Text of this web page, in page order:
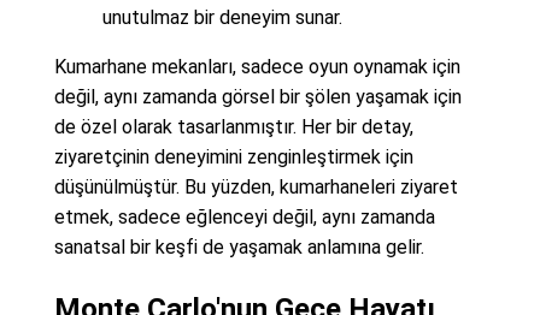
unutulmaz bir deneyim sunar.
Kumarhane mekanları, sadece oyun oynamak için
değil, aynı zamanda görsel bir şölen yaşamak için
de özel olarak tasarlanmıştır. Her bir detay,
ziyaretçinin deneyimini zenginleştirmek için
düşünülmüştür. Bu yüzden, kumarhaneleri ziyaret
etmek, sadece eğlenceyi değil, aynı zamanda
sanatsal bir keşfi de yaşamak anlamına gelir.